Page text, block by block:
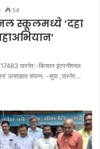
54
स्कूलमध्ये ‘दहा
पारनेर:-किसान इंटरनॅशनल
उत्साहात संपन्न. -सुपा ,पारनेर…